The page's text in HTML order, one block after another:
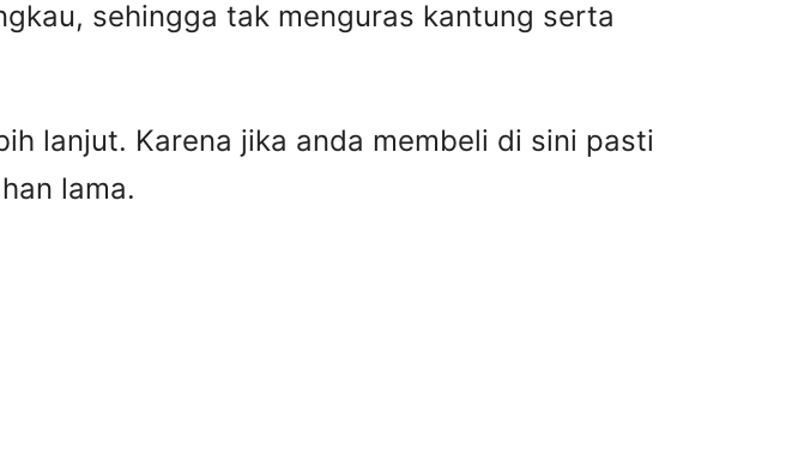
sehingga tak menguras kantung serta
lanjut. Karena jika anda membeli di sini pasti
lama.